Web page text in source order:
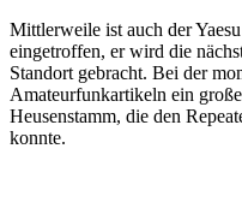
Mittlerweile ist auch der
eingetroffen, er wird die
Standort gebracht. Bei der
Amateurfunkartikeln ein
Heusenstamm, die den
konnte.